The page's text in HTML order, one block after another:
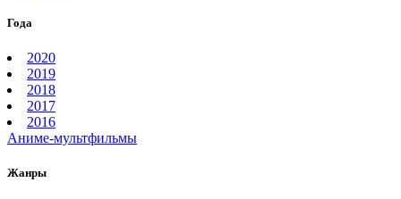
Года
2020
2019
2018
2017
2016
Аниме-мультфильмы
Жанры